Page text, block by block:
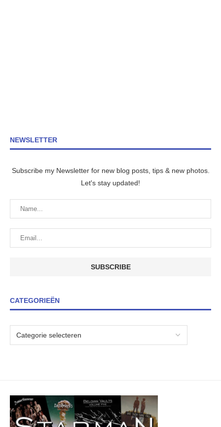
NEWSLETTER
Subscribe my Newsletter for new blog posts, tips & new photos.
Let's stay updated!
CATEGORIEËN